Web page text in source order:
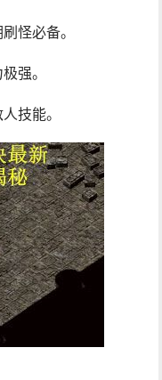
怪必备。
强。
技能。